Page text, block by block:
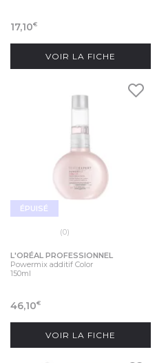
17,10€
VOIR LA FICHE
ÉPUISÉ
(0)
L'ORÉAL PROFESSIONNEL
Powermix additif Color
150ml
46,10€
VOIR LA FICHE